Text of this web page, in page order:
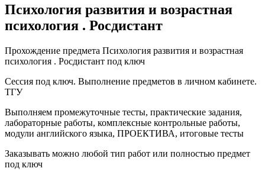
Психология развития и возрастная
психология . Росдистант
Прохождение предмета Психология развития и возрастная
психология . Росдистант под ключ
Сессия под ключ. Выполнение предметов в личном кабинете.
ТГУ
Выполняем промежуточные тесты, практические задания,
лабораторные работы, комплексные контрольные работы,
модули английского языка, ПРОЕКТИВА, итоговые тесты
Заказывать можно любой тип работ или полностью предмет
под ключ